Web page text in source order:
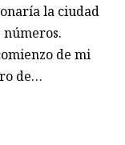
la ciudad
de mi
de…